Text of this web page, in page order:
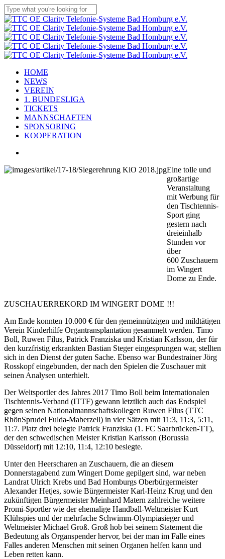
Skip
to
main
content
Close
Search
Menu
HOME
NEWS
VEREIN
1. BUNDESLIGA
TICKETS
MANNSCHAFTEN
SPONSORING
KOOPERATION
Eine tolle und
großartige
Veranstaltung
mit Werbung für
den Tischtennis-
Sport ging
gestern nach
dreieinhalb
Stunden vor
über
600 Zuschauern
im Wingert
Dome zu Ende.
ZUSCHAUERREKORD IM WINGERT DOME !!!
Am Ende konnten 10.000 € für den gemeinnützigen und mildtätigen
Verein Kinderhilfe Organtransplantation gesammelt werden. Timo
Boll, Ruwen Filus, Patrick Franziska und Kristian Karlsson, der für
den kurzfristig erkrankten Bastian Steger eingesprungen war, stellten
sich in den Dienst der guten Sache. Ebenso war Bundestrainer Jörg
Rosskopf eingebunden, der nach den Spielen die Zuschauer mit
seinen Analysen unterhielt.
Der Weltsportler des Jahres 2017 Timo Boll beim Internationalen
Tischtennis-Verband (ITTF) gewann letztlich auch das Endspiel
gegen seinen Nationalmannschaftskollegen Ruwen Filus (TTC
RhönSprudel Fulda-Maberzell) in vier Sätzen mit 11:3, 11:3, 5:11,
11:7. Platz drei belegte Patrick Franziska (1. FC Saarbrücken-TT),
der den schwedischen Meister Kristian Karlsson (Borussia
Düsseldorf) mit 12:10, 11:4, 12:10 besiegte.
Unter den Heerscharen an Zuschauern, die an diesem
Donnerstagabend zum Wingert Dome gepilgert sind, war neben
Landrat Ulrich Krebs und Bad Homburgs Oberbürgermeister
Alexander Hetjes, sowie Bürgermeister Karl-Heinz Krug und den
zukünftigen Bürgermeister Meinhard Matern zahlreiche weitere
Promi-Sportler wie der ehemalige Handball-Weltmeister Kurt
Klühspies und der mehrfache Schwimm-Olympiasieger und
Weltmeister Michael Groß. Groß hob bei seinem Statement die
Bedeutung als Organspender hervor, bei der man im Falle eines
Falles anderen Menschen mit seinen Organen helfen kann und
Leben retten kann.